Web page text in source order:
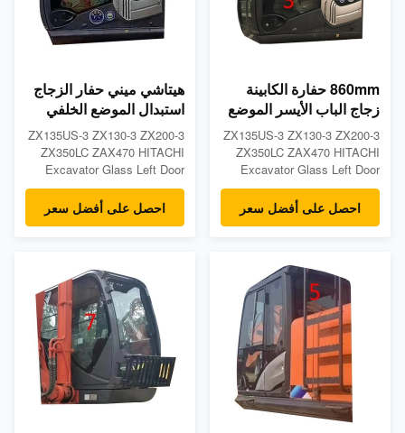
860mm حفارة الكابينة
زجاج الباب الأيسر الموضع
السفلي رقم 3 الزجاج
المقسى
ZX135US-3 ZX130-3 ZX200-3
ZX350LC ZAX470 HITACHI
Excavator Glass Left Door
Lower Position NO.3
Tempered GlassProduct
DescriptionsTempered
ZX135US-3 ZX130-3 ZX200-3
ZX350LC ZAX470-
Measurements: 5mm thick,
860mm wide, 487mm height-
Position: Left Door ...
احصل على أفضل سعر
هيتاشي ميني حفار الزجاج
استبدال الموضع الخلفي
للباب الأيسر رقم 4 1120
مم 5 مم
ZX135US-3 ZX130-3 ZX200-3
ZX350LC ZAX470 HITACHI
Excavator Glass Left Door
Rear Position NO.4Tempered
GlassProduct
DescriptionsTempered
ZX135US-3 ZX130-3 ZX200-3
ZX350LC ZAX470-
Measurements: 5mm thick,
845mm wide, 1120mm height-
Position: Left Door Rear ...
احصل على أفضل سعر